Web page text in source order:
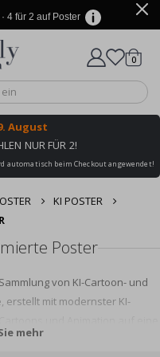
4 für 2 auf Poster
Wagen
0
August
NUR FÜR 2!
automatisch beim Checkout angewendet!
KI POSTER
Poster
von KI-Cartoon- und
erstellt mit modernster KI-
Sie ein Technik-Enthusiast sind
mehr